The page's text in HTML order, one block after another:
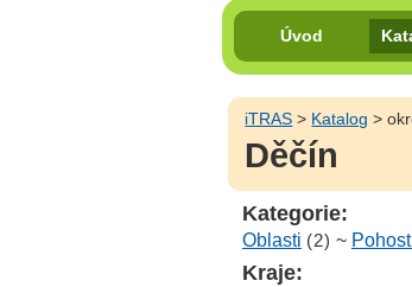
Úvod
iTRAS > Katalog >
Děčín
Kategorie:
Oblasti (2) ~
Kraje: